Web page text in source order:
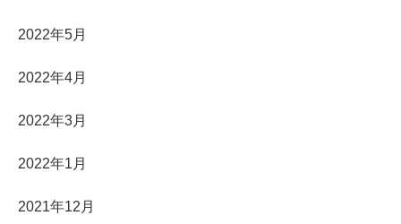
2022年5月
2022年4月
2022年3月
2022年1月
2021年12月